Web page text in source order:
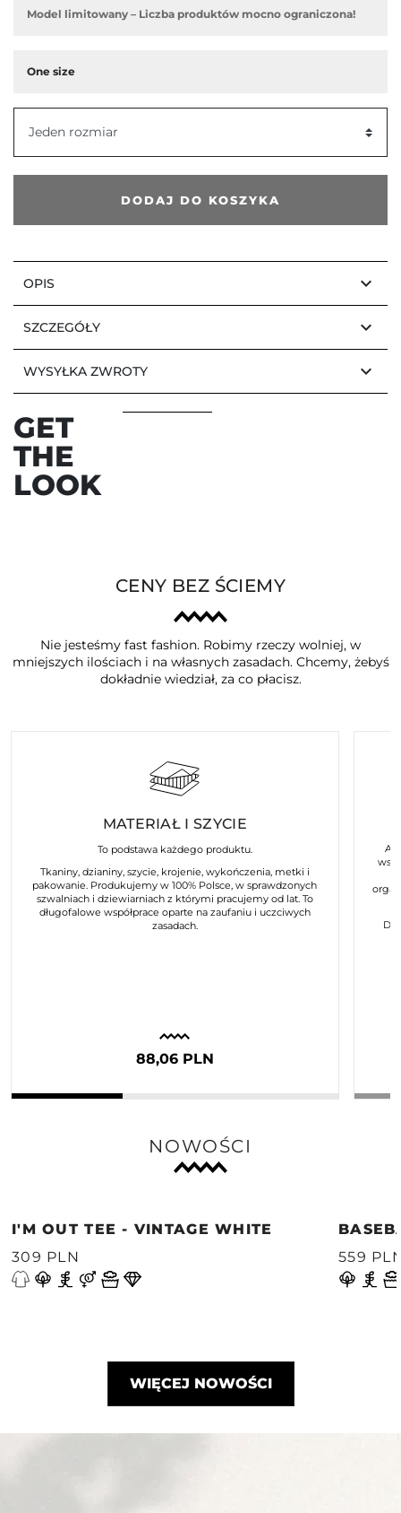
Model limitowany – Liczba produktów mocno ograniczona!
One size
Jeden rozmiar
DODAJ DO KOSZYKA
OPIS keyboard_arrow_down
SZCZEGÓŁY keyboard_arrow_down
WYSYŁKA ZWROTY keyboard_arrow_down
GET
THE
LOOK
CENY BEZ ŚCIEMY
Nie jesteśmy fast fashion. Robimy rzeczy wolniej, w
mniejszych ilościach i na własnych zasadach. Chcemy, żebyś
dokładnie wiedział, za co płacisz.
MATERIAŁ I SZYCIE
To podstawa każdego produktu.
Tkaniny, dzianiny, szycie, krojenie, wykończenia, metki i
pakowanie. Produkujemy w 100% Polsce, w sprawdzonych
szwalniach i dziewiarniach z którymi pracujemy od lat. To
długofalowe współprace oparte na zaufaniu i uczciwych
zasadach.
88,06 PLN
NOWOŚCI
I'M OUT TEE - VINTAGE WHITE
309 PLN
559
WIĘCEJ NOWOŚCI